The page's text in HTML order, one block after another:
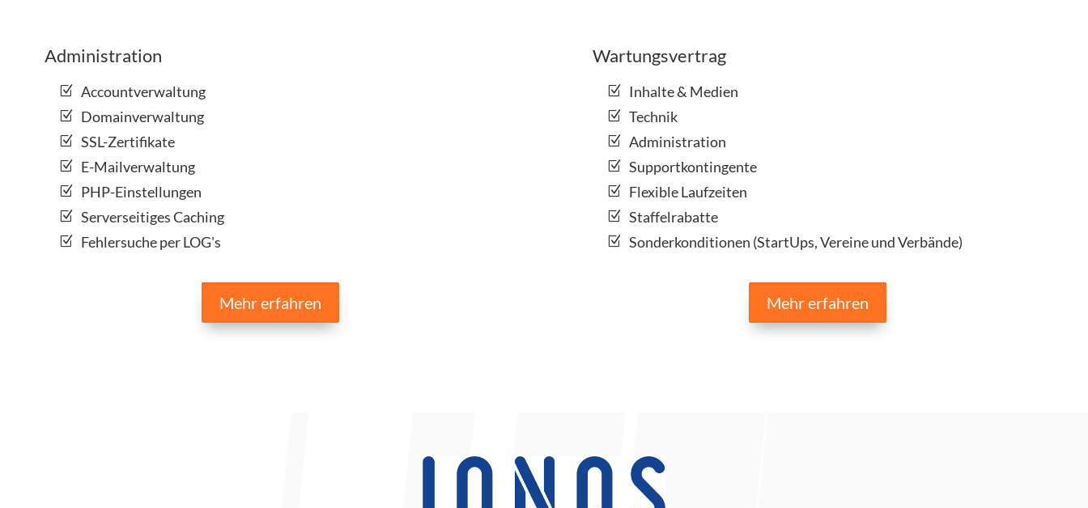
Administration
Accountverwaltung
Domainverwaltung
SSL-Zertifikate
E-Mailverwaltung
PHP-Einstellungen
Serverseitiges Caching
Fehlersuche per LOG's
Mehr erfahren
Wartungsvertrag
Inhalte & Medien
Technik
Administration
Supportkontingente
Flexible Laufzeiten
Staffelrabatte
Sonderkonditionen (StartUps, Vereine und Verbände)
Mehr erfahren